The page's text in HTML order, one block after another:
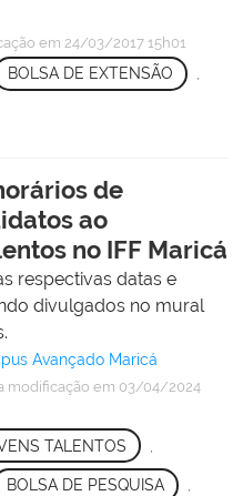
em 24/03/2017 15h01
BOLSA DE EXTENSÃO ,
de
ao
no IFF Maricá
respectivas datas e
divulgados no mural
Avançado Maricá
modificação em 03/04/2024
TALENTOS
BOLSA DE PESQUISA ,